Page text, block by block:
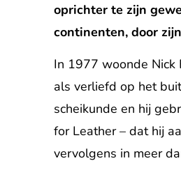
oprichter te zijn
continenten, door
In 1977 woonde Nick
als verliefd op het
scheikunde en hij
for Leather – dat hij
vervolgens in meer